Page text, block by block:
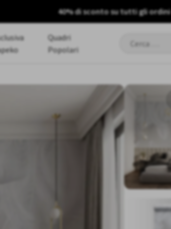
40% di sconto su tutti gli ordini
Quadri
Popolari